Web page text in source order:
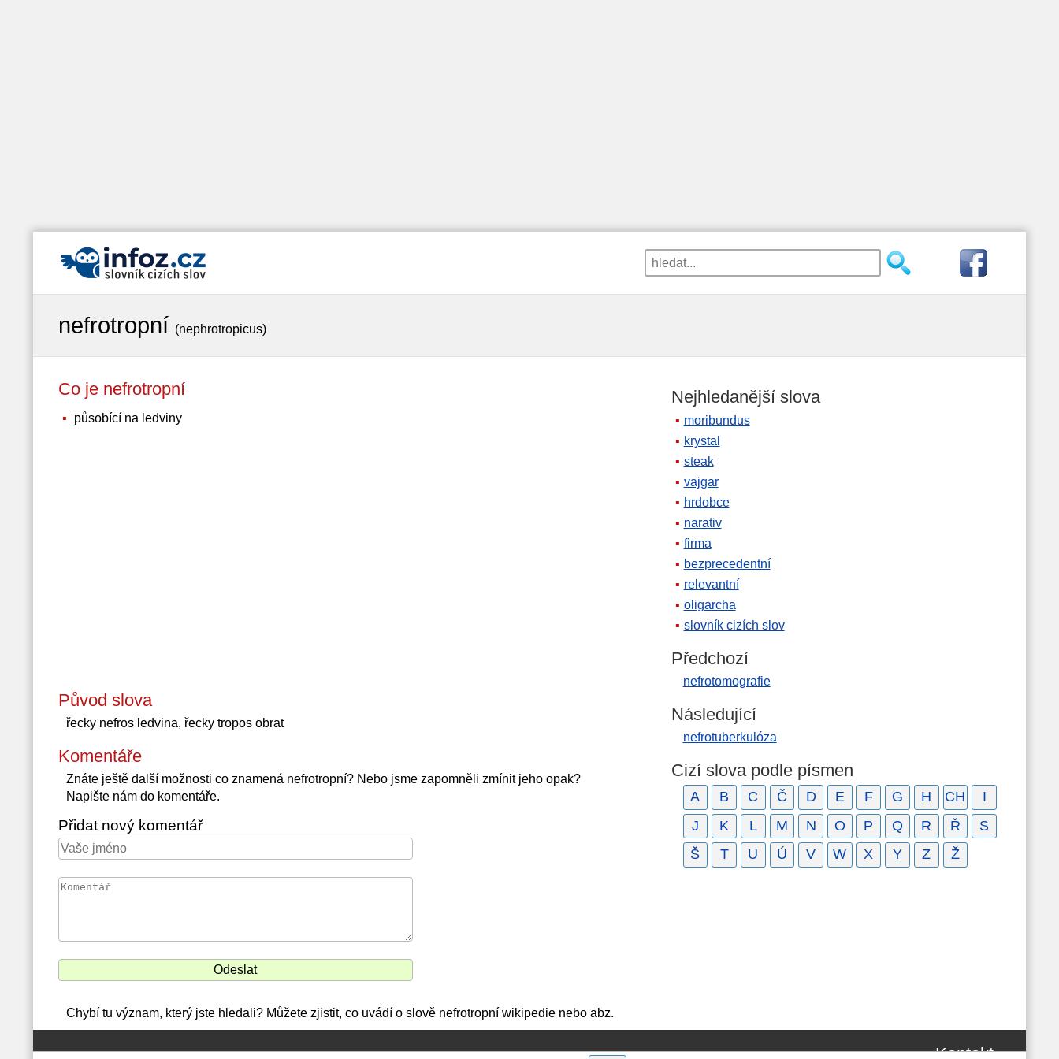
nefrotropní (nephrotropicus)
Co je nefrotropní
působící na ledviny
Původ slova
řecky nefros ledvina, řecky tropos obrat
Komentáře
Znáte ještě další možnosti co znamená nefrotropní? Nebo jsme zapomněli zmínit jeho opak?
Napište nám do komentáře.
Přidat nový komentář
Chybí tu význam, který jste hledali? Můžete zjistit, co uvádí o slově nefrotropní wikipedie nebo abz.
Nejhledanější slova
moribundus
krystal
steak
vajgar
hrdobce
narativ
firma
bezprecedentní
relevantní
oligarcha
slovník cizích slov
Předchozí
nefrotomografie
Následující
nefrotuberkulóza
Cizí slova podle písmen
A B C Č D E F G H CH
I
J
K L M N O P Q R Ř
S
Š
T U Ú V W X Y Z Ž
Kontakt